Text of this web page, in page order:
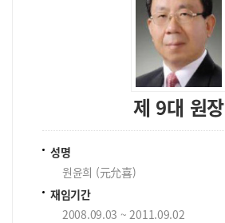
제 9대 원장
성명
원윤희 (元允喜)
재임기간
2008.09.03 ~ 2011.09.02